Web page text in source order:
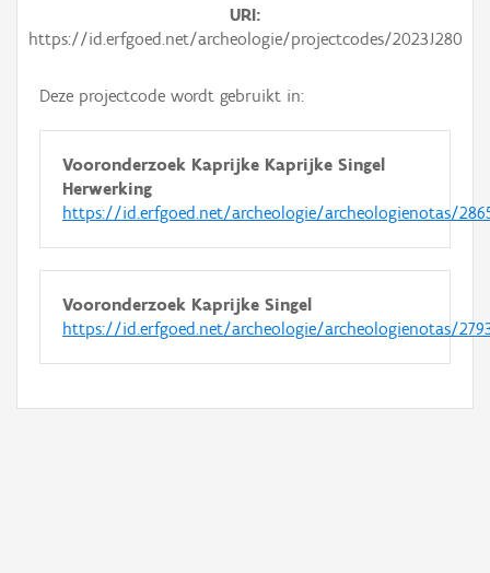
URI
https://id.erfgoed.net/archeologie/projectcodes/2023J280
Deze projectcode wordt gebruikt in:
Vooronderzoek Kaprijke Kaprijke Singel
Herwerking
https://id.erfgoed.net/archeologie/archeologienotas/
Vooronderzoek Kaprijke Singel
https://id.erfgoed.net/archeologie/archeologienotas/